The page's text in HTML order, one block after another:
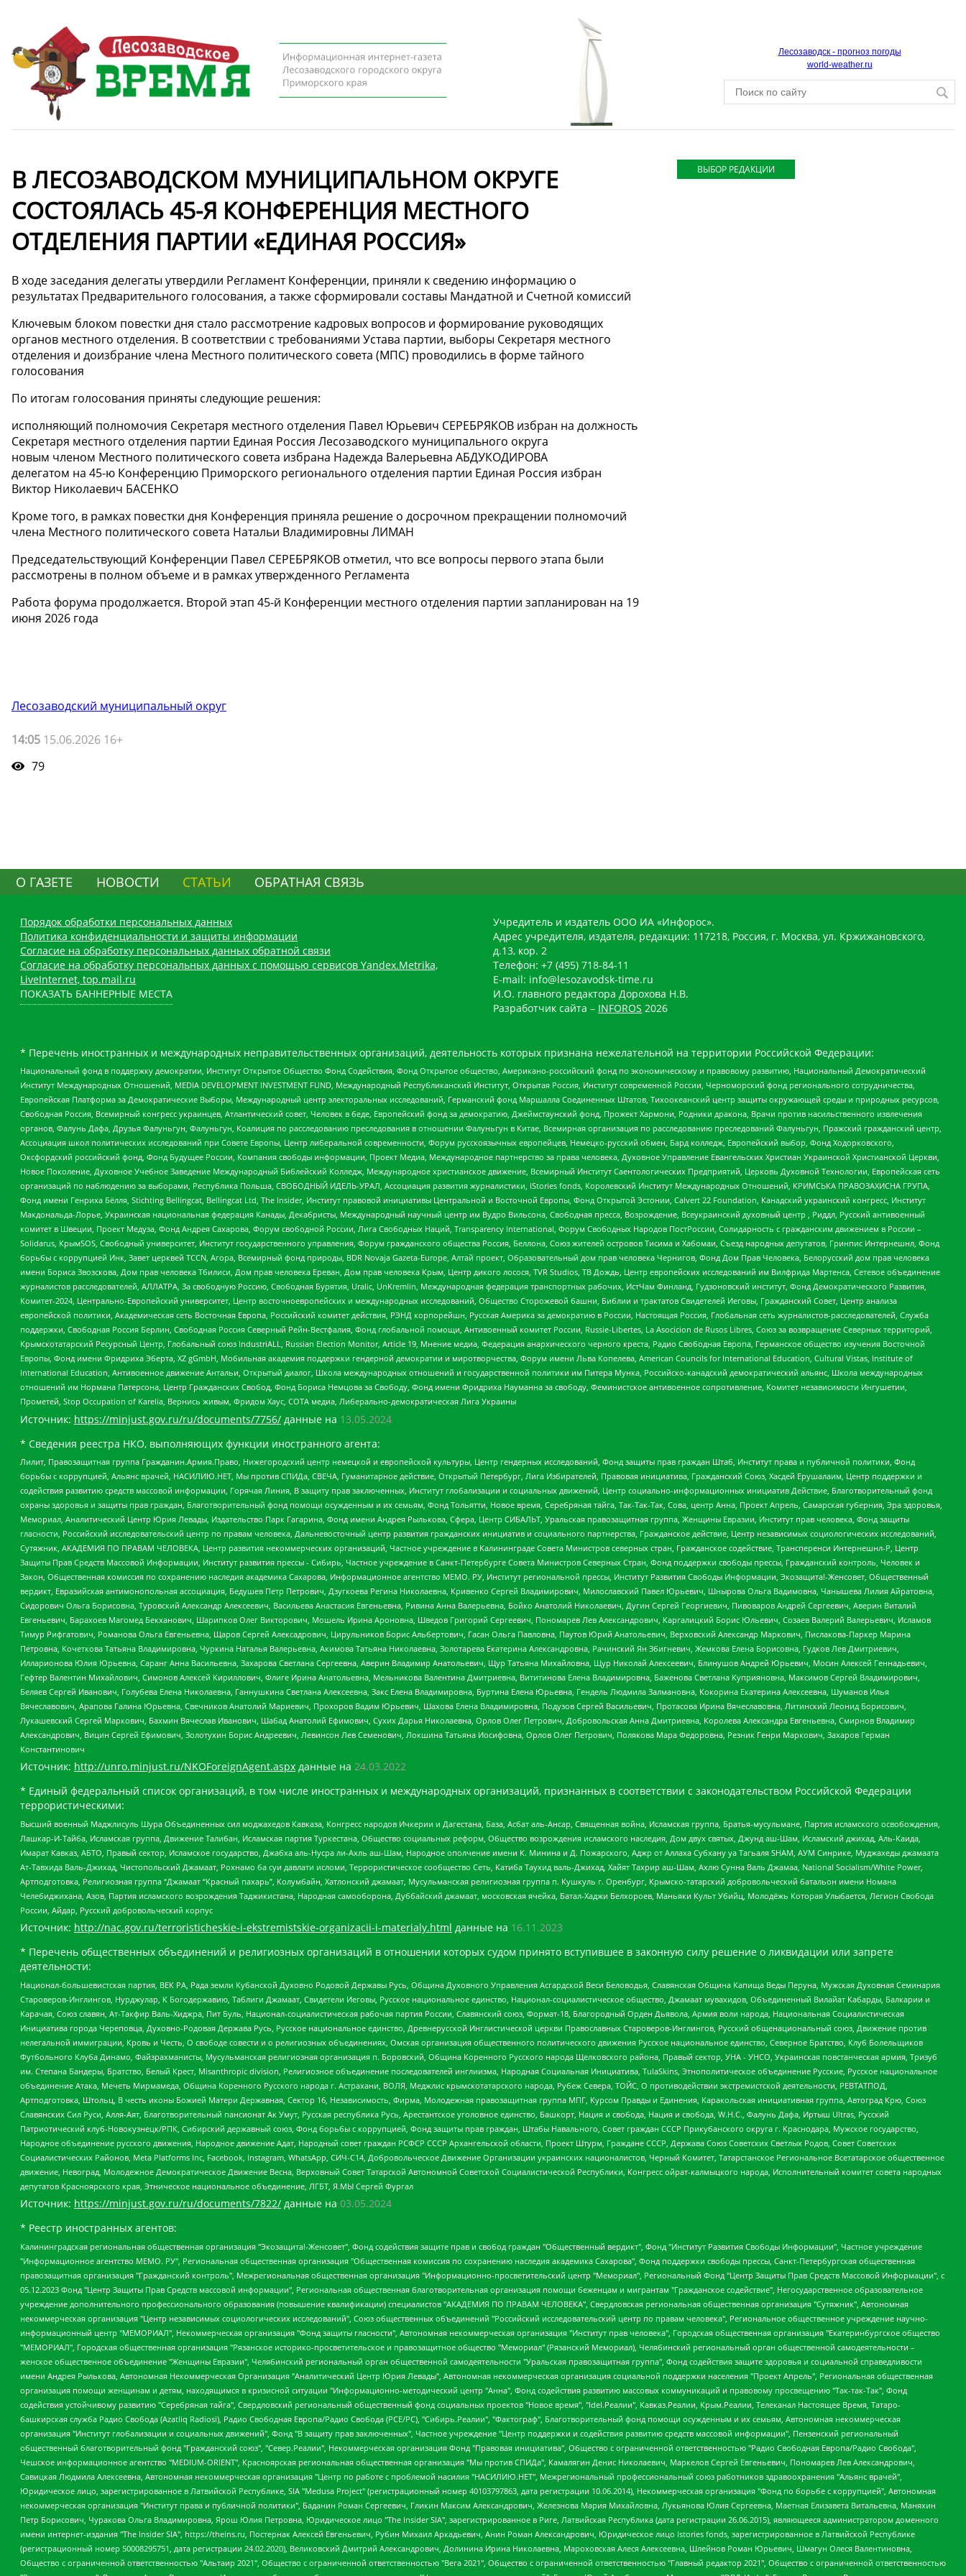
Лесозаводск - прогноз погоды
world-weather.ru
В ЛЕСОЗАВОДСКОМ МУНИЦИПАЛЬНОМ ОКРУГЕ
СОСТОЯЛАСЬ 45-Я КОНФЕРЕНЦИЯ МЕСТНОГО
ОТДЕЛЕНИЯ ПАРТИИ «ЕДИНАЯ РОССИЯ»
В ходе заседания делегаты утвердили Регламент Конференции, приняли к сведению информацию о
результатах Предварительного голосования, а также сформировали составы Мандатной и Счетной комиссий
Ключевым блоком повестки дня стало рассмотрение кадровых вопросов и формирование руководящих
органов местного отделения. В соответствии с требованиями Устава партии, выборы Секретаря местного
отделения и доизбрание члена Местного политического совета (МПС) проводились в форме тайного
голосования
По итогам голосования приняты следующие решения:
исполняющий полномочия Секретаря местного отделения Павел Юрьевич СЕРЕБРЯКОВ избран на должность
Секретаря местного отделения партии Единая Россия Лесозаводского муниципального округа
новым членом Местного политического совета избрана Надежда Валерьевна АБДУКОДИРОВА
делегатом на 45-ю Конференцию Приморского регионального отделения партии Единая Россия избран
Виктор Николаевич БАСЕНКО
Кроме того, в рамках повестки дня Конференция приняла решение о досрочном прекращении полномочий
члена Местного политического совета Натальи Владимировны ЛИМАН
Председательствующий Конференции Павел СЕРЕБРЯКОВ отметил, что все вопросы первого этапа были
рассмотрены в полном объеме и в рамках утвержденного Регламента
Работа форума продолжается. Второй этап 45-й Конференции местного отделения партии запланирован на 19
июня 2026 года
Лесозаводский муниципальный округ
14:05 15.06.2026 16+
79
ВЫБОР РЕДАКЦИИ
О ГАЗЕТЕ НОВОСТИ СТАТЬИ ОБРАТНАЯ СВЯЗЬ
Порядок обработки персональных данных
Политика конфиденциальности и защиты информации
Согласие на обработку персональных данных обратной связи
Согласие на обработку персональных данных с помощью сервисов Yandex.Metrika,
LiveInternet, top.mail.ru
ПОКАЗАТЬ БАННЕРНЫЕ МЕСТА
Учредитель и издатель ООО ИА «Инфорос».
Адрес учредителя, издателя, редакции: 117218, Россия, г. Москва, ул. Кржижановского,
д.13, кор. 2
Телефон: +7 (495) 718-84-11
E-mail: info@lesozavodsk-time.ru
И.О. главного редактора Дорохова Н.В.
Разработчик сайта – INFOROS 2026
* Перечень иностранных и международных неправительственных организаций, деятельность которых признана нежелательной на территории Российской Федерации:
Национальный фонд в поддержку демократии, Институт Открытое Общество Фонд Содействия, Фонд Открытое общество, Американо-российский фонд по экономическому и правовому развитию, Национальный Демократический
Институт Международных Отношений, MEDIA DEVELOPMENT INVESTMENT FUND, Международный Республиканский Институт, Открытая Россия, Институт современной России, Черноморский фонд регионального сотрудничества,
Европейская Платформа за Демократические Выборы, Международный центр электоральных исследований, Германский фонд Маршалла Соединенных Штатов, Тихоокеанский центр защиты окружающей среды и природных ресурсов,
Свободная Россия, Всемирный конгресс украинцев, Атлантический совет, Человек в беде, Европейский фонд за демократию, Джеймстаунский фонд, Прожект Хармони, Родники дракона, Врачи против насильственного извлечения
органов, Фалунь Дафа, Друзья Фалуньгун, Фалуньгун, Коалиция по расследованию преследования в отношении Фалуньгун в Китае, Всемирная организация по расследованию преследований Фалуньгун, Пражский гражданский центр,
Ассоциация школ политических исследований при Совете Европы, Центр либеральной современности, Форум русскоязычных европейцев, Немецко-русский обмен, Бард колледж, Европейский выбор, Фонд Ходорковского,
Оксфордский российский фонд, Фонд Будущее России, Компания свободы информации, Проект Медиа, Международное партнерство за права человека, Духовное Управление Евангельских Христиан Украинской Христианской Церкви,
Новое Поколение, Духовное Учебное Заведение Международный Библейский Колледж, Международное христианское движение, Всемирный Институт Саентологических Предприятий, Церковь Духовной Технологии, Европейская сеть
организаций по наблюдению за выборами, Республика Польша, СВОБОДНЫЙ ИДЕЛЬ-УРАЛ, Ассоциация развития журналистики, IStories fonds, Королевский Институт Международных Отношений, КРИМСЬКА ПРАВОЗАХИСНА ГРУПА,
Фонд имени Генриха Бёлля, Stichting Bellingcat, Bellingcat Ltd, The Insider, Институт правовой инициативы Центральной и Восточной Европы, Фонд Открытой Эстонии, Calvert 22 Foundation, Канадский украинский конгресс, Институт
Макдональда-Лорье, Украинская национальная федерация Канады, Декабристы, Международный научный центр им Вудро Вильсона, Свободная пресса, Возрождение, Всеукраинский духовный центр , Риддл, Русский антивоенный
комитет в Швеции, Проект Медуза, Фонд Андрея Сахарова, Форум свободной России, Лига Свободных Наций, Transparеncy International, Форум Свободных Народов ПостРоссии, Солидарность с гражданским движением в России –
Solidarus, КрымSOS, Свободный университет, Институт государственного управления, Форум гражданского общества Россия, Беллона, Союз жителей островов Тисима и Хабомаи, Съезд народных депутатов, Гринпис Интернешнл, Фонд
борьбы с коррупцией Инк, Завет церквей TCCN, Агора, Всемирный фонд природы, BDR Novaja Gazeta-Europe, Алтай проект, Образовательный дом прав человека Чернигов, Фонд Дом Прав Человека, Белорусский дом прав человека
имени Бориса Звозскова, Дом прав человека Тбилиси, Дом прав человека Ереван, Дом прав человека Крым, Центр дикого лосося, TVR Studios, ТВ Дождь, Центр европейских исследований им Вилфрида Мартенса, Сетевое объединение
журналистов расследователей, АЛЛАТРА, За свободную Россию, Свободная Бурятия, Uralic, UnKremlin, Международная федерация транспортных рабочих, ИстЧам Финланд, Гудзоновский институт, Фонд Демократического Развития,
Комитет-2024, Центрально-Европейский университет, Центр восточноевропейских и международных исследований, Общество Сторожевой башни, Библии и трактатов Свидетелей Иеговы, Гражданский Совет, Центр анализа
европейской политики, Академическая сеть Восточная Европа, Российский комитет действия, РЭНД корпорейшн, Русская Америка за демократию в России, Настоящая Россия, Глобальная сеть журналистов-расследователей, Служба
поддержки, Свободная Россия Берлин, Свободная Россия Северный Рейн-Вестфалия, Фонд глобальной помощи, Антивоенный комитет России, Russie-Libertes, La Asocicion de Rusos Libres, Союз за возвращение Северных территорий,
Крымскотатарский Ресурсный Центр, Глобальный союз IndustriALL, Russian Election Monitor, Article 19, Мнение медиа, Федерация анархического черного креста, Радио Свободная Европа, Германское общество изучения Восточной
Европы, Фонд имени Фридриха Эберта, XZ gGmbH, Мобильная академия поддержки гендерной демократии и миротворчества, Форум имени Льва Копелева, American Councils for International Education, Cultural Vistas, Institute of
International Education, Антивоенное движение Антальи, Открытый диалог, Школа международных отношений и государственной политики им Питера Мунка, Российско-канадский демократический альянс, Школа международных
отношений им Нормана Патерсона, Центр Гражданских Свобод, Фонд Бориса Немцова за Свободу, Фонд имени Фридриха Науманна за свободу, Феминистское антивоенное сопротивление, Комитет независимости Ингушетии,
Прометей, Stop Occupation of Karelia, Вернись живым, Фридом Хаус, СОТА медиа, Либерально-демократическая Лига Украины
Источник: https://minjust.gov.ru/ru/documents/7756/ данные на 13.05.2024
* Сведения реестра НКО, выполняющих функции иностранного агента:
Лилит, Правозащитная группа Гражданин.Армия.Право, Нижегородский центр немецкой и европейской культуры, Центр гендерных исследований, Фонд защиты прав граждан Штаб, Институт права и публичной политики, Фонд
борьбы с коррупцией, Альянс врачей, НАСИЛИЮ.НЕТ, Мы против СПИДа, СВЕЧА, Гуманитарное действие, Открытый Петербург, Лига Избирателей, Правовая инициатива, Гражданский Союз, Хасдей Ерушалаим, Центр поддержки и
содействия развитию средств массовой информации, Горячая Линия, В защиту прав заключенных, Институт глобализации и социальных движений, Центр социально-информационных инициатив Действие, Благотворительный фонд
охраны здоровья и защиты прав граждан, Благотворительный фонд помощи осужденным и их семьям, Фонд Тольятти, Новое время, Серебряная тайга, Так-Так-Так, Сова, центр Анна, Проект Апрель, Самарская губерния, Эра здоровья,
Мемориал, Аналитический Центр Юрия Левады, Издательство Парк Гагарина, Фонд имени Андрея Рылькова, Сфера, Центр СИБАЛЬТ, Уральская правозащитная группа, Женщины Евразии, Институт прав человека, Фонд защиты
гласности, Российский исследовательский центр по правам человека, Дальневосточный центр развития гражданских инициатив и социального партнерства, Гражданское действие, Центр независимых социологических исследований,
Сутяжник, АКАДЕМИЯ ПО ПРАВАМ ЧЕЛОВЕКА, Центр развития некоммерческих организаций, Частное учреждение в Калининграде Совета Министров северных стран, Гражданское содействие, Трансперенси Интернешнл-Р, Центр
Защиты Прав Средств Массовой Информации, Институт развития прессы - Сибирь, Частное учреждение в Санкт-Петербурге Совета Министров Северных Стран, Фонд поддержки свободы прессы, Гражданский контроль, Человек и
Закон, Общественная комиссия по сохранению наследия академика Сахарова, Информационное агентство МЕМО. РУ, Институт региональной прессы, Институт Развития Свободы Информации, Экозащита!-Женсовет, Общественный
вердикт, Евразийская антимонопольная ассоциация, Бедушев Петр Петрович, Дзугкоева Регина Николаевна, Кривенко Сергей Владимирович, Милославский Павел Юрьевич, Шнырова Ольга Вадимовна, Чанышева Лилия Айратовна,
Сидорович Ольга Борисовна, Туровский Александр Алексеевич, Васильева Анастасия Евгеньевна, Ривина Анна Валерьевна, Бойко Анатолий Николаевич, Дугин Сергей Георгиевич, Пивоваров Андрей Сергеевич, Аверин Виталий
Евгеньевич, Барахоев Магомед Бекханович, Шарипков Олег Викторович, Мошель Ирина Ароновна, Шведов Григорий Сергеевич, Пономарев Лев Александрович, Каргалицкий Борис Юльевич, Созаев Валерий Валерьевич, Исламов
Тимур Рифгатович, Романова Ольга Евгеньевна, Щаров Сергей Алексадрович, Цирульников Борис Альбертович, Гасан Ольга Павловна, Паутов Юрий Анатольевич, Верховский Александр Маркович, Пислакова-Паркер Марина
Петровна, Кочеткова Татьяна Владимировна, Чуркина Наталья Валерьевна, Акимова Татьяна Николаевна, Золотарева Екатерина Александровна, Рачинский Ян Збигневич, Жемкова Елена Борисовна, Гудков Лев Дмитриевич,
Илларионова Юлия Юрьевна, Саранг Анна Васильевна, Захарова Светлана Сергеевна, Аверин Владимир Анатольевич, Щур Татьяна Михайловна, Щур Николай Алексеевич, Блинушов Андрей Юрьевич, Мосин Алексей Геннадьевич,
Гефтер Валентин Михайлович, Симонов Алексей Кириллович, Флиге Ирина Анатольевна, Мельникова Валентина Дмитриевна, Вититинова Елена Владимировна, Баженова Светлана Куприяновна, Максимов Сергей Владимирович,
Беляев Сергей Иванович, Голубева Елена Николаевна, Ганнушкина Светлана Алексеевна, Закс Елена Владимировна, Буртина Елена Юрьевна, Гендель Людмила Залмановна, Кокорина Екатерина Алексеевна, Шуманов Илья
Вячеславович, Арапова Галина Юрьевна, Свечников Анатолий Мариевич, Прохоров Вадим Юрьевич, Шахова Елена Владимировна, Подузов Сергей Васильевич, Протасова Ирина Вячеславовна, Литинский Леонид Борисович,
Лукашевский Сергей Маркович, Бахмин Вячеслав Иванович, Шабад Анатолий Ефимович, Сухих Дарья Николаевна, Орлов Олег Петрович, Добровольская Анна Дмитриевна, Королева Александра Евгеньевна, Смирнов Владимир
Александрович, Вицин Сергей Ефимович, Золотухин Борис Андреевич, Левинсон Лев Семенович, Локшина Татьяна Иосифовна, Орлов Олег Петрович, Полякова Мара Федоровна, Резник Генри Маркович, Захаров Герман
Константинович
Источник: http://unro.minjust.ru/NKOForeignAgent.aspx данные на 24.03.2022
* Единый федеральный список организаций, в том числе иностранных и международных организаций, признанных в соответствии с законодательством Российской Федерации
террористическими:
Высший военный Маджлисуль Шура Объединенных сил моджахедов Кавказа, Конгресс народов Ичкерии и Дагестана, База, Асбат аль-Ансар, Священная война, Исламская группа, Братья-мусульмане, Партия исламского освобождения,
Лашкар-И-Тайба, Исламская группа, Движение Талибан, Исламская партия Туркестана, Общество социальных реформ, Общество возрождения исламского наследия, Дом двух святых, Джунд аш-Шам, Исламский джихад, Аль-Каида,
Имарат Кавказ, АБТО, Правый сектор, Исламское государство, Джабха аль-Нусра ли-Ахль аш-Шам, Народное ополчение имени К. Минина и Д. Пожарского, Аджр от Аллаха Субхану уа Тагьаля SHAM, АУМ Синрике, Муджахеды джамаата
Ат-Тавхида Валь-Джихад, Чистопольский Джамаат, Рохнамо ба суи давлати исломи, Террористическое сообщество Сеть, Катиба Таухид валь-Джихад, Хайят Тахрир аш-Шам, Ахлю Сунна Валь Джамаа, National Socialism/White Power,
Артподготовка, Религиозная группа “Джамаат “Красный пахарь”, Колумбайн, Хатлонский джамаат, Мусульманская религиозная группа п. Кушкуль г. Оренбург, Крымско-татарский добровольческий батальон имени Номана
Челебиджихана, Азов, Партия исламского возрождения Таджикистана, Народная самооборона, Дуббайский джамаат, московская ячейка, Батал-Хаджи Белхороев, Маньяки Культ Убийц, Молодёжь Которая Улыбается, Легион Свобода
России, Айдар, Русский добровольческий корпус
Источник: http://nac.gov.ru/terroristicheskie-i-ekstremistskie-organizacii-i-materialy.html данные на 16.11.2023
* Перечень общественных объединений и религиозных организаций в отношении которых судом принято вступившее в законную силу решение о ликвидации или запрете
деятельности:
Национал-большевистская партия, ВЕК РА, Рада земли Кубанской Духовно Родовой Державы Русь, Община Духовного Управления Асгардской Веси Беловодья, Славянская Община Капища Веды Перуна, Мужская Духовная Семинария
Староверов-Инглингов, Нурджулар, К Богодержавию, Таблиги Джамаат, Свидетели Иеговы, Русское национальное единство, Национал-социалистическое общество, Джамаат мувахидов, Объединенный Вилайат Кабарды, Балкарии и
Карачая, Союз славян, Ат-Такфир Валь-Хиджра, Пит Буль, Национал-социалистическая рабочая партия России, Славянский союз, Формат-18, Благородный Орден Дьявола, Армия воли народа, Национальная Социалистическая
Инициатива города Череповца, Духовно-Родовая Держава Русь, Русское национальное единство, Древнерусской Инглистической церкви Православных Староверов-Инглингов, Русский общенациональный союз, Движение против
нелегальной иммиграции, Кровь и Честь, О свободе совести и о религиозных объединениях, Омская организация общественного политического движения Русское национальное единство, Северное Братство, Клуб Болельщиков
Футбольного Клуба Динамо, Файзрахманисты, Мусульманская религиозная организация п. Боровский, Община Коренного Русского народа Щелковского района, Правый сектор, УНА - УНСО, Украинская повстанческая армия, Тризуб
им. Степана Бандеры, Братство, Белый Крест, Misanthropic division, Религиозное объединение последователей инглиизма, Народная Социальная Инициатива, TulaSkins, Этнополитическое объединение Русские, Русское национальное
объединение Атака, Мечеть Мирмамеда, Община Коренного Русского народа г. Астрахани, ВОЛЯ, Меджлис крымскотатарского народа, Рубеж Севера, ТОЙС, О противодействии экстремистской деятельности, РЕВТАТПОД,
Артподготовка, Штольц, В честь иконы Божией Матери Державная, Сектор 16, Независимость, Фирма, Молодежная правозащитная группа МПГ, Курсом Правды и Единения, Каракольская инициативная группа, Автоград Крю, Союз
Славянских Сил Руси, Алля-Аят, Благотворительный пансионат Ак Умут, Русская республика Русь, Арестантское уголовное единство, Башкорт, Нация и свобода, Нация и свобода, W.H.С., Фалунь Дафа, Иртыш Ultras, Русский
Патриотический клуб-Новокузнецк/РПК, Сибирский державный союз, Фонд борьбы с коррупцией, Фонд защиты прав граждан, Штабы Навального, Совет граждан СССР Прикубанского округа г. Краснодара, Мужское государство,
Народное объединение русского движения, Народное движение Адат, Народный совет граждан РСФСР СССР Архангельской области, Проект Штурм, Граждане СССР, Держава Союз Советских Светлых Родов, Совет Советских
Социалистических Районов, Meta Platforms Inc, Facebook, Instagram, WhatsApp, СИЧ-С14, Добровольческое Движение Организации украинских националистов, Черный Комитет, Татарстанское Региональное Всетатарское общественное
движение, Невоград, Молодежное Демократическое Движение Весна, Верховный Совет Татарской Автономной Советской Социалистической Республики, Конгресс ойрат-калмыцкого народа, Исполнительный комитет совета народных
депутатов Красноярского края, Этническое национальное объединение, ЛГБТ, Я.МЫ Сергей Фургал
Источник: https://minjust.gov.ru/ru/documents/7822/ данные на 03.05.2024
* Реестр иностранных агентов:
Калининградская региональная общественная организация "Экозащита!-Женсовет", Фонд содействия защите прав и свобод граждан "Общественный вердикт", Фонд "Институт Развития Свободы Информации", Частное учреждение "Информационное агентство МЕМО. РУ", Региональная общественная организация "Общественная комиссия по сохранению наследия академика Сахарова", Фонд поддержки свободы прессы, Санкт-Петербургская общественная правозащитная организация "Гражданский контроль", Межрегиональная общественная организация "Информационно-просветительский центр "Мемориал", Региональный Фонд "Центр Защиты Прав Средств Массовой Информации", с 05.12.2023 Фонд "Центр Защиты Прав Средств массовой информации", Региональная общественная благотворительная организация помощи беженцам и мигрантам "Гражданское содействие", Негосударственное образовательное учреждение дополнительного профессионального образования (повышение квалификации) специалистов "АКАДЕМИЯ ПО ПРАВАМ ЧЕЛОВЕКА", Свердловская региональная общественная организация "Сутяжник", Автономная некоммерческая организация "Центр независимых социологических исследований", Союз общественных объединений "Российский исследовательский центр по правам человека", Региональное общественное учреждение научно-информационный центр "МЕМОРИАЛ", Некоммерческая организация "Фонд защиты гласности", Автономная некоммерческая организация "Институт прав человека", Городская общественная организация "Екатеринбургское общество "МЕМОРИАЛ", Городская общественная организация "Рязанское историко-просветительское и правозащитное общество "Мемориал" (Рязанский Мемориал), Челябинский региональный орган общественной самодеятельности – женское общественное объединение "Женщины Евразии", Челябинский региональный орган общественной самодеятельности "Уральская правозащитная группа", Фонд содействия защите здоровья и социальной справедливости имени Андрея Рылькова, Автономная Некоммерческая Организация "Аналитический Центр Юрия Левады", Автономная некоммерческая организация социальной поддержки населения "Проект Апрель", Региональная общественная организация помощи женщинам и детям, находящимся в кризисной ситуации "Информационно-методический центр "Анна", Фонд содействия развитию массовых коммуникаций и правовому просвещению "Так-так-Так", Фонд содействия устойчивому развитию "Серебряная тайга", Свердловский региональный общественный фонд социальных проектов "Новое время", "Idel.Реалии", Кавказ.Реалии, Крым.Реалии, Телеканал Настоящее Время, Татаро-башкирская служба Радио Свобода (Azatliq Radiosi), Радио Свободная Европа/Радио Свобода (PCE/PC), "Сибирь.Реалии", "Фактограф", Благотворительный фонд помощи осужденным и их семьям, Автономная некоммерческая организация "Институт глобализации и социальных движений", Фонд "В защиту прав заключенных", Частное учреждение "Центр поддержки и содействия развитию средств массовой информации", Пензенский региональный общественный благотворительный фонд "Гражданский союз", "Север.Реалии", Некоммерческая организация Фонд "Правовая инициатива", Общество с ограниченной ответственностью "Радио Свободная Европа/Радио Свобода", Чешское информационное агентство "MEDIUM-ORIENT", Красноярская региональная общественная организация "Мы против СПИДа", Камалягин Денис Николаевич, Маркелов Сергей Евгеньевич, Пономарев Лев Александрович, Савицкая Людмила Алексеевна, Автономная некоммерческая организация "Центр по работе с проблемой насилия "НАСИЛИЮ.НЕТ", Межрегиональный профессиональный союз работников здравоохранения "Альянс врачей", Юридическое лицо, зарегистрированное в Латвийской Республике, SIA "Medusa Project" (регистрационный номер 40103797863, дата регистрации 10.06.2014), Некоммерческая организация "Фонд по борьбе с коррупцией", Автономная некоммерческая организация "Институт права и публичной политики", Баданин Роман Сергеевич, Гликин Максим Александрович, Железнова Мария Михайловна, Лукьянова Юлия Сергеевна, Маетная Елизавета Витальевна, Маняхин Петр Борисович, Чуракова Ольга Владимировна, Ярош Юлия Петровна, Юридическое лицо "The Insider SIA", зарегистрированное в Риге, Латвийская Республика (дата регистрации 26.06.2015), являющееся администратором доменного имени интернет-издания "The Insider SIA", https://theins.ru, Постернак Алексей Евгеньевич, Рубин Михаил Аркадьевич, Анин Роман Александрович, Юридическое лицо Istories fonds, зарегистрированное в Латвийской Республике (регистрационный номер 50008295751, дата регистрации 24.02.2020), Великовский Дмитрий Александрович, Долинина Ирина Николаевна, Мароховская Алеся Алексеевна, Шлейнов Роман Юрьевич, Шмагун Олеся Валентиновна, Общество с ограниченной ответственностью "Альтаир 2021", Общество с ограниченной ответственностью "Вега 2021", Общество с ограниченной ответственностью "Главный редактор 2021", Общество с ограниченной ответственностью "Ромашки монолит", Важенков Артем Валерьевич, Ивановская областная общественная организация "Центр гендерных исследований", Гурман Юрий Альбертович, Медиапроект "ОВД-Инфо", Егоров Владимир Владимирович, Жилинский Владимир Александрович, Общество с ограниченной ответственностью "ЗП", Иванова София Юрьевна, Карезина Инна Павловна, Кильтау Екатерина Викторовна, Петров Алексей Викторович, Пискунов Сергей Евгеньевич, Смирнов Сергей Сергеевич, Тихонов Михаил Сергеевич, Общество с ограниченной ответственностью "ЖУРНАЛИСТ-ИНОСТРАННЫЙ АГЕНТ", Арапова Галина Юрьевна, Вольтская Татьяна Анатольевна, Американская компания "Mason G.E.S. Anonymous Foundation" (США), являющаяся владельцем интернет-издания https://mnews.world/, Компания "Stichting Bellingcat", зарегистрированная в Нидерландах (дата регистрации 11.07.2018), Захаров Андрей Вячеславович, Клепиковская Екатерина Дмитриевна, Общество с ограниченной ответственностью "МЕМО", Перл Роман Александрович, Симонов Евгений Алексеевич, Соловьева Елена Анатольевна, Сотников Даниил Владимирович, Сурначева Елизавета Дмитриевна, Автономная некоммерческая организация по защите прав человека и информированию населения "Якутия – Наше Мнение", Общество с ограниченной ответственностью "Москоу диджитал медиа", с 26.01.2023 Общество с ограниченной ответственностью "Чайка Белые сады", Ветошкина Валерия Валерьевна, Заговора Максим Александрович, Межрегиональное общественное движение "Российская ЛГБТ - сеть", Оленичев Максим Владимирович, Павлов Иван Юрьевич, Скворцова Елена Сергеевна, Общество с ограниченной ответственностью "Как бы инагент", Кочетков Игорь Викторович, Общество с ограниченной ответственностью "Честные выборы", Еланчик Олег Александрович, Общество с ограниченной ответственностью "Нобелевский призыв", Гималова Регина Эмилевна, Григорьев Андрей Валерьевич, Григорьева Алина Александровна, Ассоциация по содействию защите прав призывников, альтернативнослужащих и военнослужащих "Правозащитная группа "Гражданин.Армия.Право", Хисамова Регина Фаритовна, Автономная некоммерческая организация по реализации социально-правовых программ "Лилит", Дальневосточное общественное движение "Маяк", Санкт-Петербургская ЛГБТ-инициативная группа "Выход", Инициативная группа ЛГБТ+ "Реверс", Алексеев Андрей Викторович, Бекбулатова Таисия Львовна, Беляев Иван Михайлович, Владыкина Елена Сергеевна, Гельман Марат Александрович, Никульшина Вероника Юрьевна, Толоконникова Надежда Андреевна, Шендерович Виктор Анатольевич, Общество с ограниченной ответственностью "Данное сообщение", Общество с ограниченной ответственностью Издательский дом "Новая глава", Айнбиндер Александра Александровна, Московский комьюнити-центр для ЛГБТ+инициатив, Благотворительный фонд развития филантропии, Deutsche Welle (Германия, Kurt-Schumacher-Strasse 3, 53113 Bonn), Борзунова Мария Михайловна, Воробьев Виктор Викторович, Голубева Анна Львовна, Константинова Алла Михайловна, Малкова Ирина Владимировна, Мурадов Мурад Абдулгалимович, Осетинская Елизавета Николаевна, Понасенков Евгений Николаевич, Ганапольский Матвей Юрьевич, Киселев Евгений Алексеевич, Борухович Ирина Григорьевна, Дремин Иван Тимофеевич, Дубровский Дмитрий Викторович, Красноярская региональная общественная организация поддержки и развития альтернативных образовательных технологий и межкультурных коммуникаций "ИНТЕРРА", Маяковская Екатерина Алексеевна, Фейгин Марк Захарович, Филимонов Андрей Викторович, Дзугкоева Регина Николаевна, Доброхотов Роман Александрович, Дудь Юрий Александрович, Елкин Сергей Владимирович, Кругликов Кирилл Игоревич, Сабунаева Мария Леонидовна, Семенов Алексей Владимирович, Шаинян Карен Багратович, Шульман Екатерина Михайловна, Асафьев Артур Валерьевич, Вахштайн Виктор Семенович, Венедиктов Алексей Алексеевич, Лушникова Екатерина Евгеньевна, Волков Леонид Михайлович, Невзоров Александр Глебович, Пархоменко Сергей Борисович, Сироткин Ярослав Николаевич, Кара-Мурза Владимир Владимирович, Баранова Наталья Владимировна, Гозман Леонид Яковлевич, Кагарлицкий Борис Юльевич, Климарев Михаил Валерьевич, Милов Владимир Станиславович, Автономная некоммерческая организация Краснодарский центр современного искусства "Типография", Моргенштерн Алишер Тагирович, Соболь Любовь Эдуардовна, Общество с ограниченной ответственностью "ЛИЗА НОРМ", Каспаров Гарри Кимович, Ходорковский Михаил Борисович, Общество с ограниченной ответственностью "Апрельские тезисы", Данилович Ирина Брониславовна, Кашин Олег Владимирович, Петров Николай Владимирович, Пивоваров Алексей Владимирович, Соколов Михаил Владимирович, Цветкова Юлия Владимировна, Чичваркин Евгений Александрович, Комитет против пыток/Команда против пыток, Общество с ограниченной ответственностью "Первый научный", Общество с ограниченной ответственностью "Вертолет и ко", Белоцерковская Вероника Борисовна, Кац Максим Евгеньевич, Лазарева Татьяна Юрьевна, Шаведдинов Руслан Табризович, Яшин Илья Валерьевич, Общество с ограниченной ответственностью "Иноагент ААВ", Алешковский Дмитрий Петрович, Альбац Евгения Марковна, Быков Дмитрий Львович, Галямина Юлия Евгеньевна, Лойко Сергей Леонидович, Мартынов Кирилл Константинович, Медведев Сергей Александрович, Крашенинников Федор Геннадиевич, Гордеева Катерина Вл